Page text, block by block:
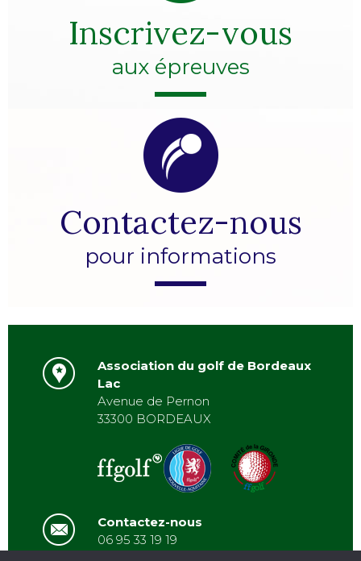
Inscrivez-vous
aux épreuves
Contactez-nous
pour informations
Association du golf de Bordeaux
Lac
Avenue de Pernon
33300 BORDEAUX
Contactez-nous
06 95 33 19 19